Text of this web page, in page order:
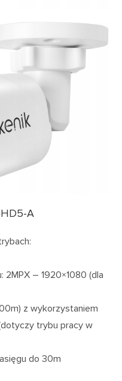
A
2MPX – 1920×1080 (dla
z wykorzystaniem
trybu pracy w
do 30m